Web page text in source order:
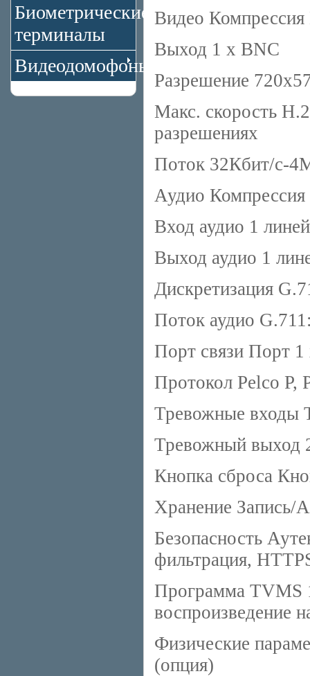
Биометрические
терминалы
Видеодомофоны
Видео
Выход 1 x BNC
Разрешение
Макс. скорость
разрешениях
Поток 32Кбит/с-
Аудио
Вход аудио 1
Выход аудио 1
Дискретизация
Поток аудио
Порт связи Порт 1
Протокол Pelco Р,
Тревожные входы
Тревожный выход
Кнопка сброса
Хранение Запись/
Безопасность
фильтрация,
Программа TVMS
воспроизведение
Физические
(опция)